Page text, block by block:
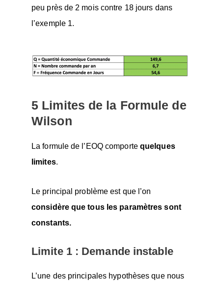
peu près de 2 mois contre 18 jours dans
l’exemple 1.
5 Limites de la Formule de
Wilson
La formule de l’EOQ comporte quelques
limites.
Le principal problème est que l’on
considère que tous les paramètres sont
constants.
Limite 1 : Demande instable
L’une des principales hypothèses que nous